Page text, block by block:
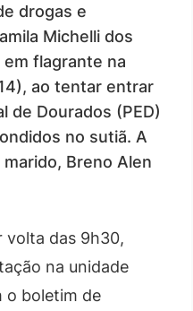
drogas e
Michelli dos
flagrante na
ao tentar entrar
de Dourados (PED)
no sutiã. A
Breno Alen
volta das 9h30,
na unidade
o boletim de